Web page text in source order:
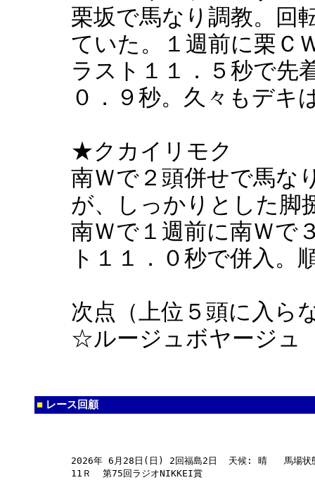
栗坂で馬なり調教。回
ていた。１週前に栗Ｃ
ラスト１１．５秒で先
０．９秒。久々もデキ
★クカイリモク
南Ｗで２頭併せで馬な
が、しっかりとした脚
南Ｗで１週前に南Ｗで
ト１１．０秒で併入。
次点（上位５頭に入ら
☆ルージュボヤージュ
■ レース回顧
2026年 6月28日(日) 2回福島2日  天候: 晴   馬場
11Ｒ  第75回ラジオNIKKEI賞